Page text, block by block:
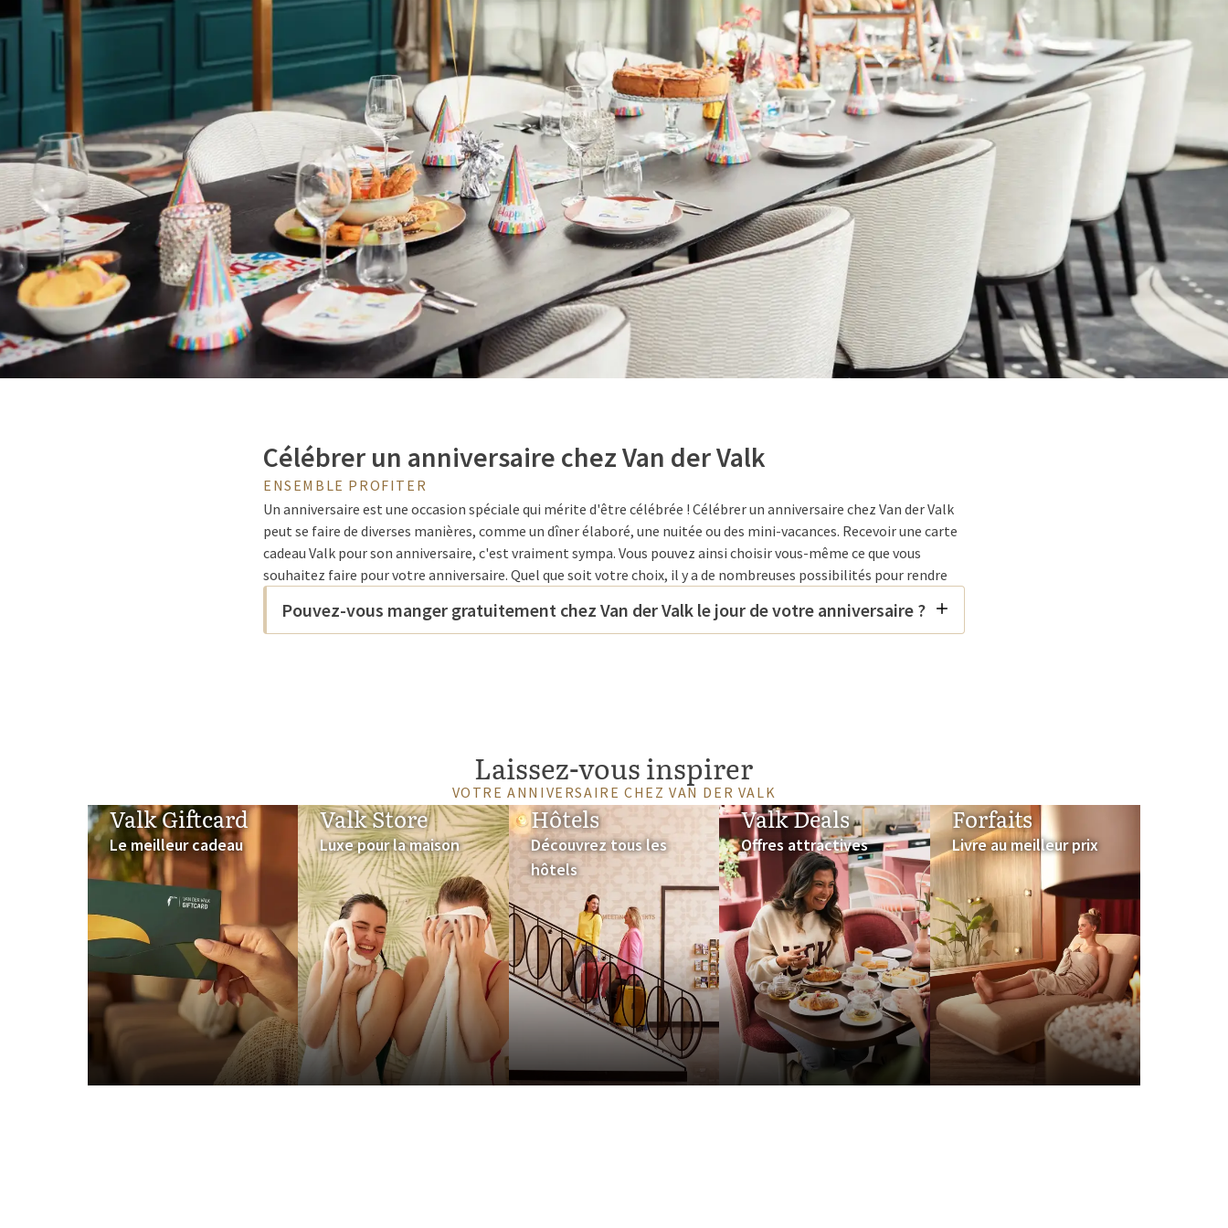
Célébrer un anniversaire chez Van der Valk
ENSEMBLE PROFITER
Un anniversaire est une occasion spéciale qui mérite d'être célébrée ! Célébrer un anniversaire chez Van der Valk
peut se faire de diverses manières, comme un dîner élaboré, une nuitée ou des mini-vacances. Recevoir une carte
cadeau Valk pour son anniversaire, c'est vraiment sympa. Vous pouvez ainsi choisir vous-même ce que vous
souhaitez faire pour votre anniversaire. Quel que soit votre choix, il y a de nombreuses possibilités pour rendre
dîner à la carte de luxe. Combinez votre anniversaire avec une expérience culinaire et faites-en une journée
inoubliable. Saviez-vous que dans certains hôtels Van der Valk, vous pouvez même manger gratuitement le jour
de votre anniversaire ? Cela vaut notamment pour :
Van der Valk Amersfoort-A1
Van der Valk Groningen-Zuidbroek
Vérifiez les conditions sur le site web de l'hôtel et profitez d'un dîner gratuit pour votre anniversaire.
Décorer une chambre d'hôtel pour un anniversaire chez
Van der Valk
Voulez-vous surprendre quelqu'un avec une chambre d'hôtel décorée de façon festive ? Certains hôtels Van der
Valk, commeVan der Valk NijmegenenVan der Valk Amsterdam, offrent ce service. Complétez la surprise et
Pouvez-vous manger gratuitement chez Van der Valk le jour de votre anniversaire ?
Laissez-vous inspirer
VOTRE ANNIVERSAIRE CHEZ VAN DER VALK
Valk Giftcard
Le meilleur cadeau
Valk Store
Luxe pour la maison
Hôtels
Découvrez tous les
hôtels
Valk Deals
Offres attractives
Forfaits
Livre au meilleur prix